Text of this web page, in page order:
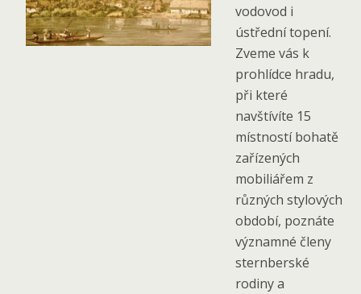
vodovod i
ústřední topení.
Zveme vás k
prohlídce hradu,
při které
navštívíte 15
místností bohatě
zařízených
mobiliářem z
různých stylových
období, poznáte
významné členy
sternberské
rodiny a